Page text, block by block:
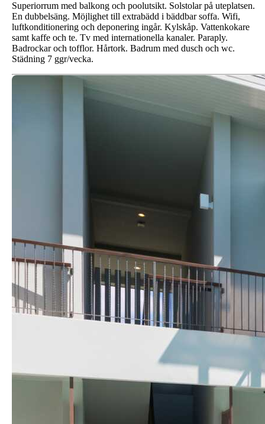
Superiorrum med balkong och poolutsikt. Solstolar på uteplatsen.
En dubbelsäng. Möjlighet till extrabädd i bäddbar soffa. Wifi,
luftkonditionering och deponering ingår. Kylskåp. Vattenkokare
samt kaffe och te. Tv med internationella kanaler. Paraply.
Badrockar och tofflor. Hårtork. Badrum med dusch och wc.
Städning 7 ggr/vecka.